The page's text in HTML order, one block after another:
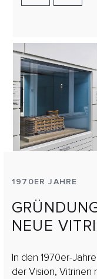
In den 1970er-
der Vision, Vitrinen
NEUE
1970ER JAHRE